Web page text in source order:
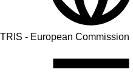
TRIS - European Commission